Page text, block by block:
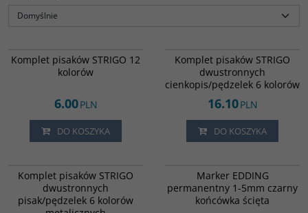
Komplet pisaków STRIGO 12
kolorów
6.00PLN
DO KOSZYKA
Komplet pisaków STRIGO
dwustronnych
cienkopis/pędzelek 6 kolorów
16.10PLN
DO KOSZYKA
Komplet pisaków STRIGO
dwustronnych
pisak/pędzelek 6 kolorów
Marker EDDING
permanentny 1-5mm czarny
końcówka ścięta